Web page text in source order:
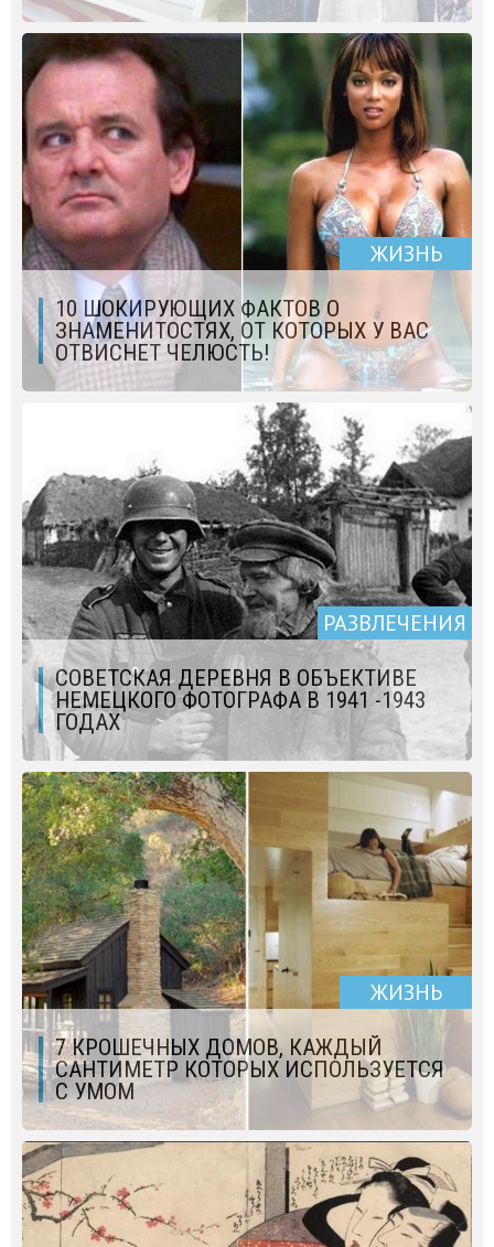
ЖИЗНЬ
10 ШОКИРУЮЩИХ ФАКТОВ О
ЗНАМЕНИТОСТЯХ, ОТ КОТОРЫХ У ВАС
ОТВИСНЕТ ЧЕЛЮСТЬ!
РАЗВЛЕЧЕНИЯ
СОВЕТСКАЯ ДЕРЕВНЯ В ОБЪЕКТИВЕ
НЕМЕЦКОГО ФОТОГРАФА В 1941 -1943
ГОДАХ
ЖИЗНЬ
7 КРОШЕЧНЫХ ДОМОВ, КАЖДЫЙ
САНТИМЕТР КОТОРЫХ ИСПОЛЬЗУЕТСЯ
С УМОМ